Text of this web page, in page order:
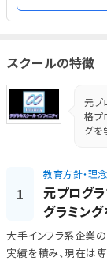
スクールの特徴
元プ
格プ
グを
1
教育方針・理念
元プログラ
グラミング
大手インフラ系企業
実績を積み、現在は